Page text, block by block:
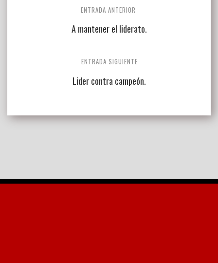
ENTRADA ANTERIOR
A mantener el liderato.
ENTRADA SIGUIENTE
Lider contra campeón.